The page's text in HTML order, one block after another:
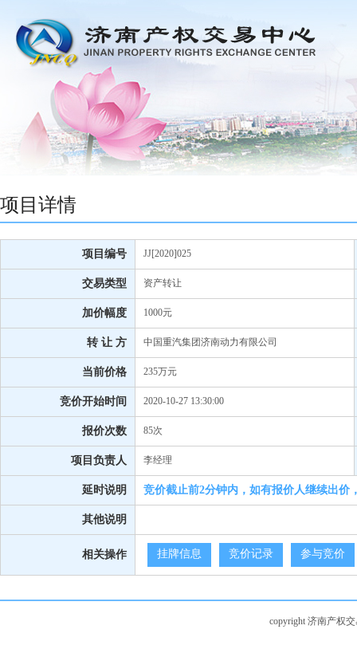
项目详情
项目编号 JJ[2020]025
交易类型 资产转让
加价幅度 1000元
转 让 方 中国重汽集团济南动力有限公司
当前价格 235万元
竞价开始时间 2020-10-27 13:30:00
报价次数 85次
项目负责人 李经理
延时说明 竞价截止前2分钟内，如有报价人继续出价
其他说明
相关操作 挂牌信息 竞价记录 参与竞价
copyright 济南产权